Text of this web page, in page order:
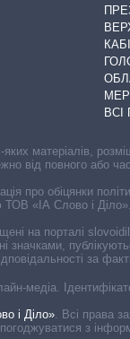
медіа.
і Діло» Всі права
з
матеріалів,
від повного або
про обіцянки
ТОВ «ІА Слово і Діло».
на порталі
значками,
за